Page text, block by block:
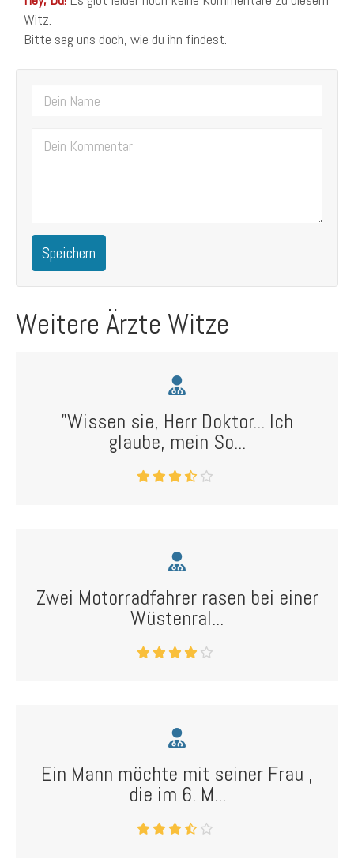
Witz.
Bitte sag uns doch, wie du ihn findest.
Speichern
Weitere Ärzte Witze
"Wissen sie, Herr Doktor... Ich
glaube, mein So...
Zwei Motorradfahrer rasen bei einer
Wüstenral...
Ein Mann möchte mit seiner Frau ,
die im 6. M...